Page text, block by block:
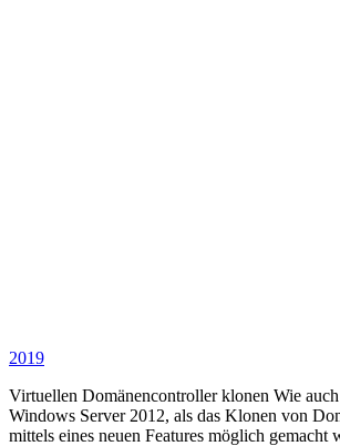
2019
Virtuellen Domänencontroller klonen Wie
Windows Server 2012, als das Klonen von
mittels eines neuen Features möglich gemacht